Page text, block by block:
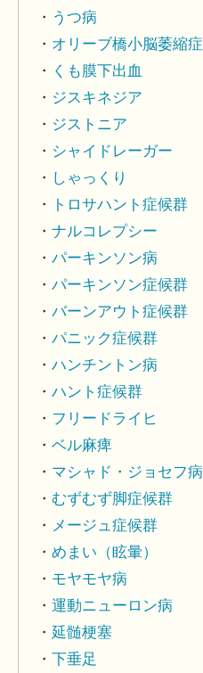
うつ病
オリーブ橋小脳萎縮症
くも膜下出血
ジスキネジア
ジストニア
シャイドレーガー
しゃっくり
トロサハント症候群
ナルコレプシー
パーキンソン病
パーキンソン症候群
バーンアウト症候群
パニック症候群
ハンチントン病
ハント症候群
フリードライヒ
ベル麻痺
マシャド・ジョセフ病
むずむず脚症候群
メージュ症候群
めまい（眩暈）
モヤモヤ病
運動ニューロン病
延髄梗塞
下垂足